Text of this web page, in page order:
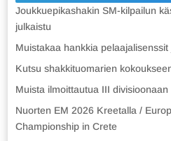
Joukkuepikashakin SM-kilpailun
julkaistu
Muistakaa hankkia
Kutsu shakkituomarien
Muista ilmoittautua III
Nuorten EM 2026 Kreetalla /
Championship in Crete